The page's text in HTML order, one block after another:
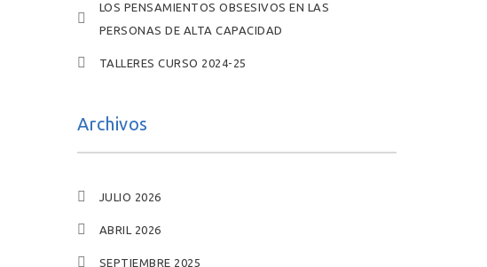
LOS PENSAMIENTOS OBSESIVOS EN LAS
PERSONAS DE ALTA CAPACIDAD
TALLERES CURSO 2024-25
Archivos
JULIO 2026
ABRIL 2026
SEPTIEMBRE 2025